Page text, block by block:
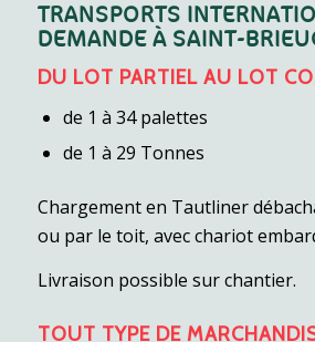
TRANSPORTS
DEMANDE À SAINT-
DU LOT PARTIEL AU LOT
de 1 à 34 palettes
de 1 à 29 Tonnes
Chargement en Tautliner
ou par le toit, avec chariot
Livraison possible sur chantier.
TOUT TYPE DE